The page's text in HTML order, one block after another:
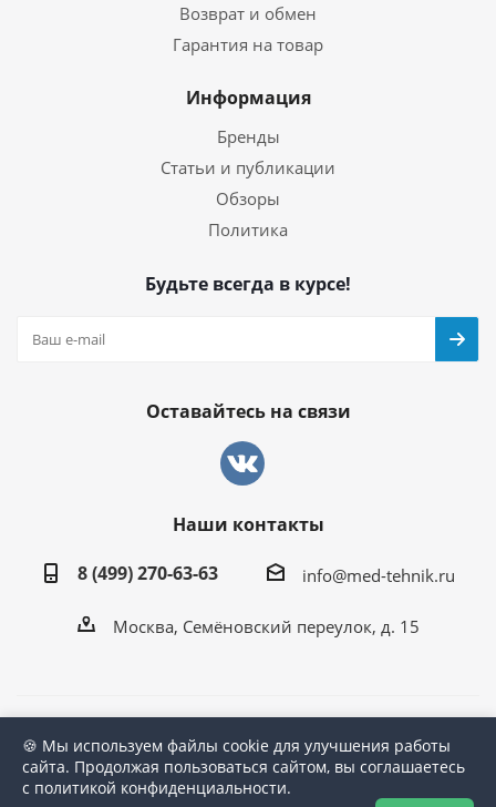
Возврат и обмен
Гарантия на товар
Информация
Бренды
Статьи и публикации
Обзоры
Политика
Будьте всегда в курсе!
Оставайтесь на связи
Наши контакты
8 (499) 270-63-63
info@med-tehnik.ru
Москва, Семёновский переулок, д. 15
2026 © Мед-Техник.RU
Версия для печати
🍪 Мы используем файлы cookie для улучшения работы
сайта. Продолжая пользоваться сайтом, вы соглашаетесь
с политикой конфиденциальности.